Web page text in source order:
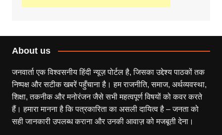
About us
जनवार्ता एक विश्वसनीय हिंदी न्यूज़ पोर्टल है, जिसका उद्देश्य पाठकों तक
निष्पक्ष और सटीक खबरें पहुँचाना है। हम राजनीति, समाज, अर्थव्यवस्था,
शिक्षा, तकनीक और मनोरंजन जैसे सभी महत्वपूर्ण विषयों को कवर करते
हैं। हमारा मानना है कि पत्रकारिता का असली दायित्व है – जनता को
सही जानकारी उपलब्ध कराना और उनकी आवाज़ को मजबूती देना।